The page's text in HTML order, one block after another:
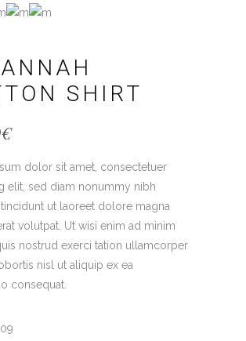
SHIRT
€
dolor sit amet, consectetuer
elit, sed diam nonummy nibh
ut laoreet dolore magna
volutpat. Ut wisi enim ad minim
nostrud exerci tation ullamcorper
nisl ut aliquip ex ea
consequat.